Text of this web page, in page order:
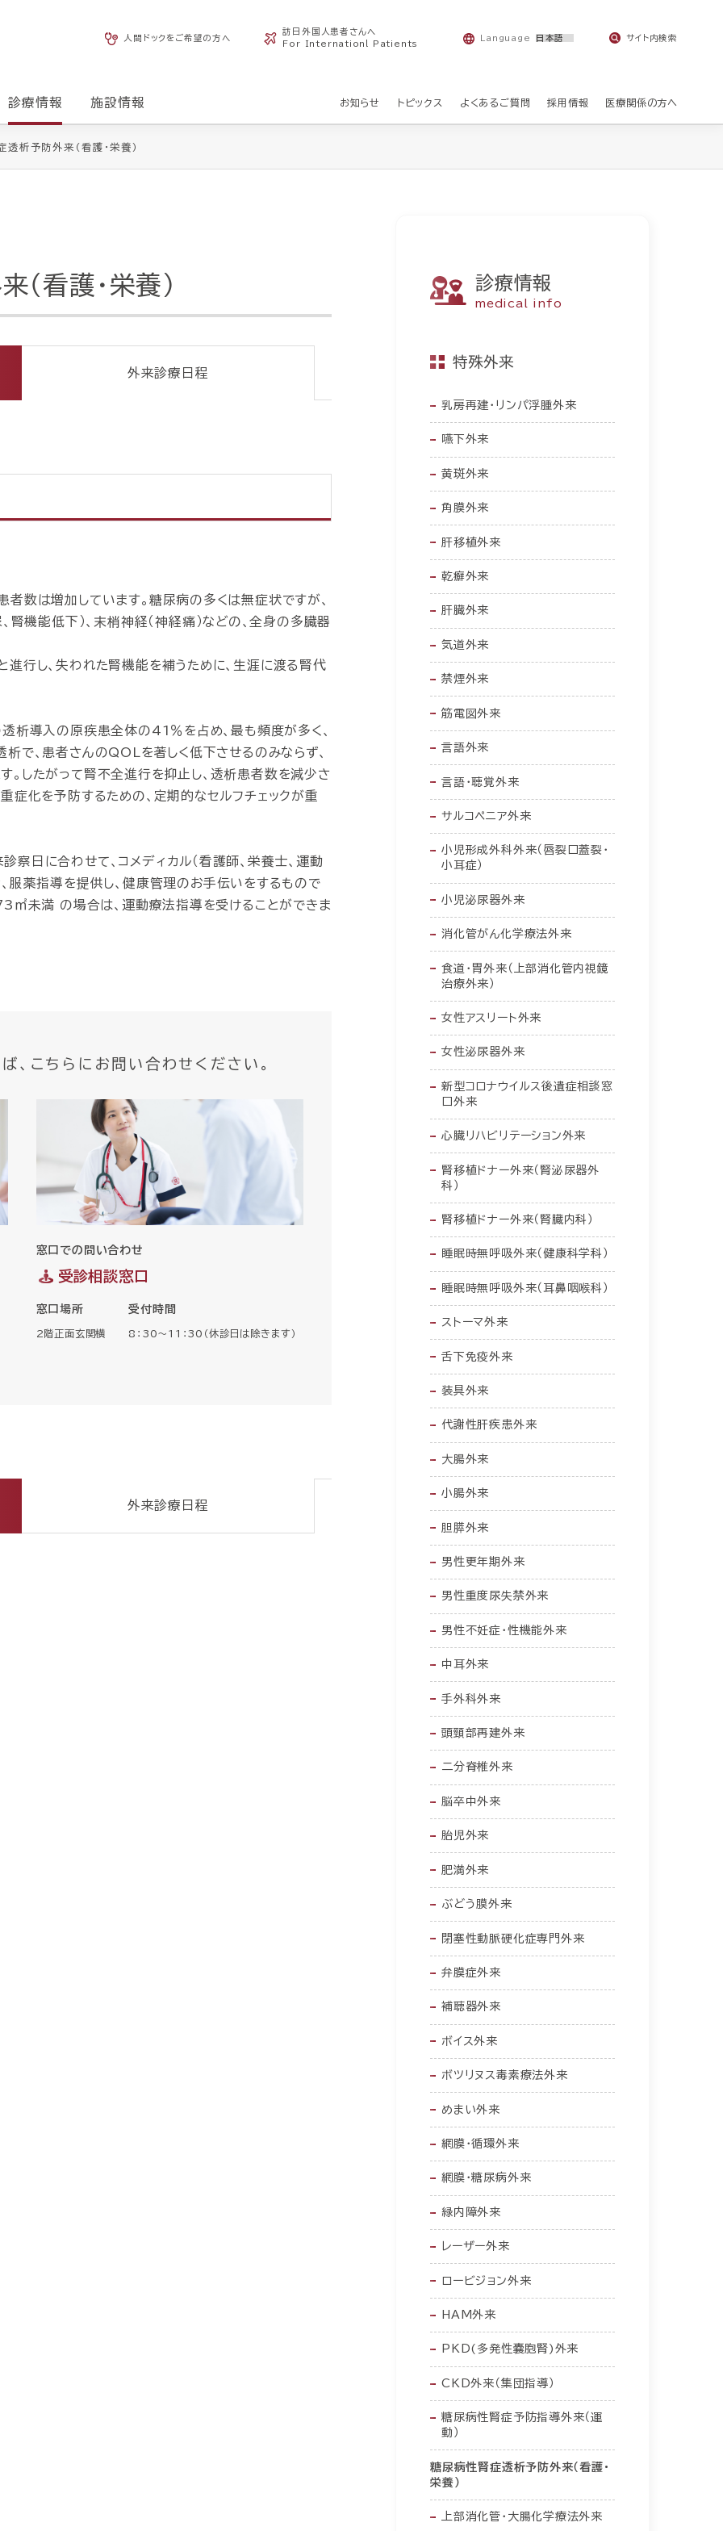
診療情報 施設情報 お知らせ トピックス よくあるご質問 採用情報 医療関係の方へ
人間ドックをご希望の方へ
訪日外国人患者さんへ
For Internationl Patients
Language サイト内検索
析予防外来（看護・栄養）
看護・栄養）
外来診療日程
数は増加しています。糖尿病の多くは無症状ですが、
腎機能低下）、末梢神経（神経痛）などの、全身の多臓器
行し、失われた腎機能を補うために、生涯に渡る腎代
析導入の原疾患全体の41％を占め、最も頻度が多く、
で、患者さんのQOLを著しく低下させるのみならず、
したがって腎不全進行を抑止し、透析患者数を減少さ
症化を予防するための、定期的なセルフチェックが重
日に合わせて、コメディカル（看護師、栄養士、運動
服薬指導を提供し、健康管理のお手伝いをするもので
満 の場合は、運動療法指導を受けることができま
、 こちらにお問い合わせください。
窓口での問い合わせ
受診相談窓口
窓口場所
2階正面玄関横
受付時間
8：30〜11：30（休診日は除きます）
外来診療日程
診療情報
medical info
特殊外来
乳房再建・リンパ浮腫外来
嚥下外来
黄斑外来
角膜外来
肝移植外来
乾癬外来
肝臓外来
気道外来
禁煙外来
筋電図外来
言語外来
言語・聴覚外来
サルコペニア外来
小児形成外科外来（唇裂口蓋裂・
小耳症）
小児泌尿器外来
消化管がん化学療法外来
食道・胃外来（上部消化管内視鏡
治療外来）
女性アスリート外来
女性泌尿器外来
新型コロナウイルス後遺症相談窓
口外来
心臓リハビリテーション外来
腎移植ドナー外来（腎泌尿器外
科）
腎移植ドナー外来（腎臓内科）
睡眠時無呼吸外来（健康科学科）
睡眠時無呼吸外来（耳鼻咽喉科）
ストーマ外来
舌下免疫外来
装具外来
代謝性肝疾患外来
大腸外来
小腸外来
胆膵外来
男性更年期外来
男性重度尿失禁外来
男性不妊症・性機能外来
中耳外来
手外科外来
頭頸部再建外来
二分脊椎外来
脳卒中外来
胎児外来
肥満外来
ぶどう膜外来
閉塞性動脈硬化症専門外来
弁膜症外来
補聴器外来
ボイス外来
ボツリヌス毒素療法外来
めまい外来
網膜・循環外来
網膜・糖尿病外来
緑内障外来
レーザー外来
ロービジョン外来
HAM外来
PKD(多発性嚢胞腎)外来
CKD外来（集団指導）
糖尿病性腎症予防指導外来（運
動）
糖尿病性腎症透析予防外来（看護・
栄養）
上部消化管・大腸化学療法外来